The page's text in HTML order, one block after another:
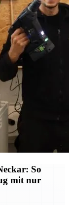
So
mit nur